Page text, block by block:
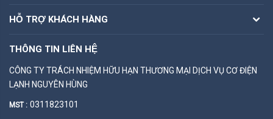
HỖ TRỢ KHÁCH HÀNG
THÔNG TIN LIÊN HỆ
CÔNG TY TRÁCH NHIỆM HỮU HẠN THƯƠNG MẠI DỊCH VỤ CƠ ĐIỆN
LẠNH NGUYÊN HÙNG
MST : 0311823101